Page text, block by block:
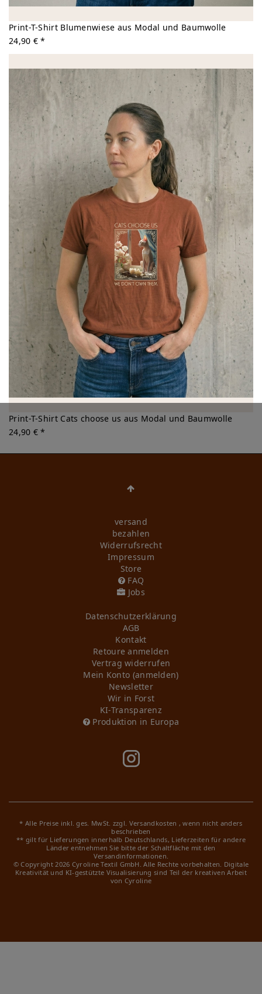
Print-T-Shirt Blumenwiese aus Modal und Baumwolle
24,90 € *
Print-T-Shirt Cats choose us aus Modal und Baumwolle
24,90 € *
versand
bezahlen
Widerrufs­recht
Impressum
Store
FAQ
Jobs
Daten­schutz­erklärung
AGB
Kontakt
Retoure anmelden
Vertrag widerrufen
Mein Konto (anmelden)
Newsletter
Wir in Forst
KI-Transparenz
Produktion in Europa
* Alle Preise inkl. ges. MwSt. zzgl. Versandkosten , wenn nicht anders
beschrieben
** gilt für Lieferungen innerhalb Deutschlands, Lieferzeiten für andere
Länder entnehmen Sie bitte der Schaltfläche mit den
Versandinformationen.
© Copyright 2026 Cyroline Textil GmbH. Alle Rechte vorbehalten. Digitale
Kreativität und KI-gestützte Visualisierung sind Teil der kreativen Arbeit
von Cyroline